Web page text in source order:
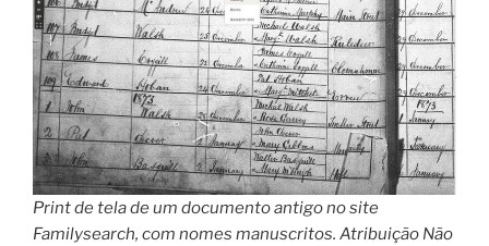
Print de tela de um documento antigo no site
Familysearch, com nomes manuscritos. Atribuição Não